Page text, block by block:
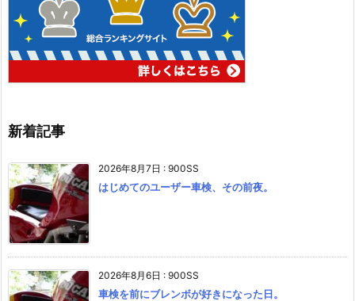
新着記事
2026年8月7日 : 900SS
はじめてのユーザー車検、その前夜。
2026年8月6日 : 900SS
車検を前にブレンボが好きになった日。